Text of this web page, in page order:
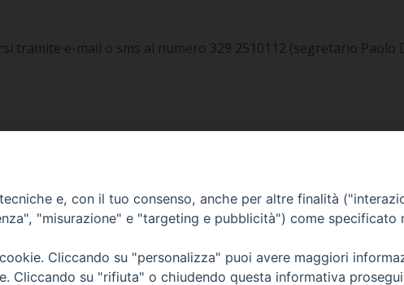
tramite e-mail o sms al numero 329 2510112 (segretario Paolo
e, con il tuo consenso, anche per altre finalità
"misurazione" e "targeting e pubblicità") come specificato
Cliccando su "personalizza" puoi avere maggiori
Cliccando su "rifiuta" o chiudendo questa informativa